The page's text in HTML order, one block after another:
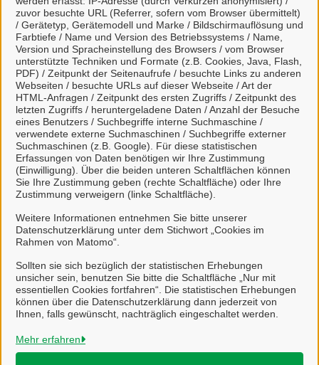
zuvor besuchte URL (Referrer, sofern vom Browser übermittelt)
/ Gerätetyp, Gerätemodell und Marke / Bildschirmauflösung und
Farbtiefe / Name und Version des Betriebssystems / Name,
Version und Spracheinstellung des Browsers / vom Browser
unterstützte Techniken und Formate (z.B. Cookies, Java, Flash,
PDF) / Zeitpunkt der Seitenaufrufe / besuchte Links zu anderen
Webseiten / besuchte URLs auf dieser Webseite / Art der
HTML-Anfragen / Zeitpunkt des ersten Zugriffs / Zeitpunkt des
letzten Zugriffs / heruntergeladene Daten / Anzahl der Besuche
eines Benutzers / Suchbegriffe interne Suchmaschine /
verwendete externe Suchmaschinen / Suchbegriffe externer
Suchmaschinen (z.B. Google). Für diese statistischen
Erfassungen von Daten benötigen wir Ihre Zustimmung
(Einwilligung). Über die beiden unteren Schaltflächen können
Sie Ihre Zustimmung geben (rechte Schaltfläche) oder Ihre
Zustimmung verweigern (linke Schaltfläche).
Weitere Informationen entnehmen Sie bitte unserer
Datenschutzerklärung unter dem Stichwort „Cookies im
Rahmen von Matomo“.
Sollten sie sich bezüglich der statistischen Erhebungen
unsicher sein, benutzen Sie bitte die Schaltfläche „Nur mit
essentiellen Cookies fortfahren“. Die statistischen Erhebungen
können über die Datenschutzerklärung dann jederzeit von
Ihnen, falls gewünscht, nachträglich eingeschaltet werden.
Mehr erfahren
Kontakt
Zum Kontaktformular
Öffentliche Sicherheit und Gewerbe
Schwarzarbeitsbekämpfung
Stadt Salzgitter
Alle Rechte vorbehalten